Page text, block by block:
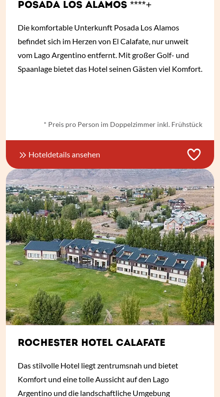
POSADA LOS ALAMOS ****+
Die komfortable Unterkunft Posada Los Alamos
befindet sich im Herzen von El Calafate, nur unweit
vom Lago Argentino entfernt. Mit großer Golf- und
Spaanlage bietet das Hotel seinen Gästen viel Komfort.
* Preis pro Person im Doppelzimmer inkl. Frühstück
Hoteldetails ansehen
ROCHESTER HOTEL CALAFATE
Das stilvolle Hotel liegt zentrumsnah und bietet
Komfort und eine tolle Aussicht auf den Lago
Argentino und die landschaftliche Umgebung